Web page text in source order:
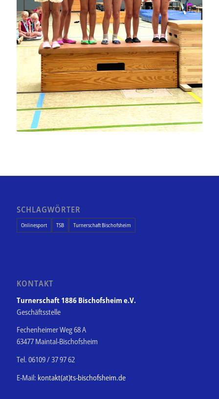
SCHLAGWÖRTER
Onlinesport TSB Turnerschaft Bischofsheim
KONTAKT
Turnerschaft 1886 Bischofsheim e.V.
Geschäftsstelle
Fechenheimer Weg 68 A
63477 Maintal-Bischofsheim
Tel. 06109 / 37 97 62
E-Mail: kontakt(at)ts-bischofsheim.de